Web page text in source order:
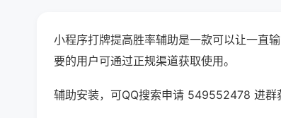
小程序打牌提高胜率辅助是一款可以让一直
要的用户可通过正规渠道获取使用。
辅助安装，可QQ搜索申请 549552478 进群